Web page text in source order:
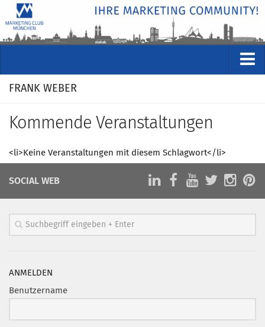
VERANSTALTUNGEN
Rückblicke
Clubführung
Marketing Pioniere
Arbeitsgruppen
FRANK WEBER
Kommende Veranstaltungen
<li>Keine Veranstaltungen mit diesem Schlagwort</li>
SOCIAL WEB
ANMELDEN
Benutzername